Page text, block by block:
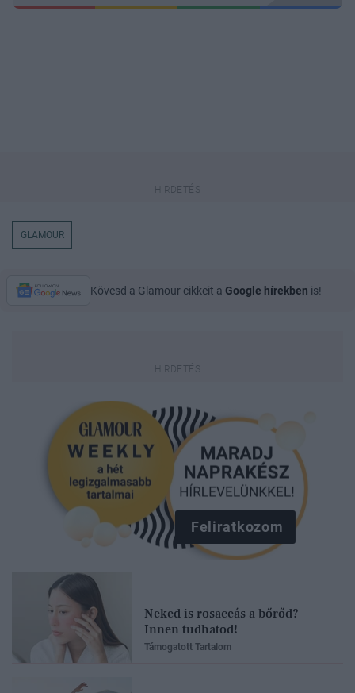
GLAMOUR
Kövesd a Glamour cikkeit a Google hírekben is!
Feliratkozom
Neked is rosaceás a bőrőd?
Innen tudhatod!
Támogatott Tartalom